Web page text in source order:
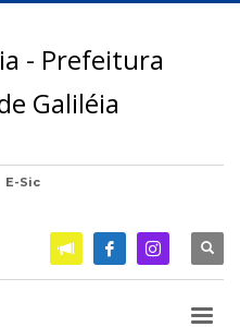
E-Sic